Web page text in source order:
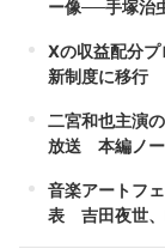
ー像──手塚治
Xの収益配分
新制度に移行
二宮和也主演
放送 本編ノー
音楽アートフ
表 吉田夜世